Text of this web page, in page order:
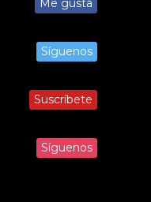
Me gusta
Síguenos
Suscríbete
Síguenos